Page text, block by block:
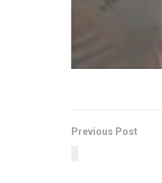
Previous Post